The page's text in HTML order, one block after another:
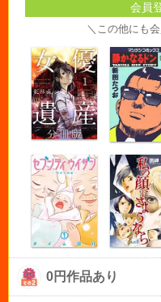
会員
＼この他にも
0円作品あり